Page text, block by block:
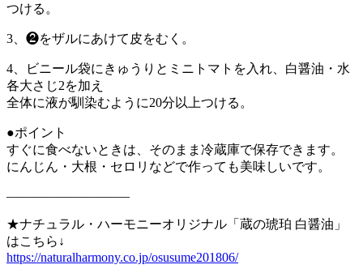
つける。
3、❷をザルにあけて皮をむく。
4、ビニール袋にきゅうりとミニトマトを入れ、白醤油・水
各大さじ2を加え
全体に液が馴染むように20分以上つける。
●ポイント
すぐに食べないときは、そのまま冷蔵庫で保存できます。
にんじん・大根・セロリなどで作っても美味しいです。
—————————–
★ナチュラル・ハーモニーオリジナル「蔵の琥珀 白醤油」
はこちら↓
https://naturalharmony.co.jp/osusume201806/